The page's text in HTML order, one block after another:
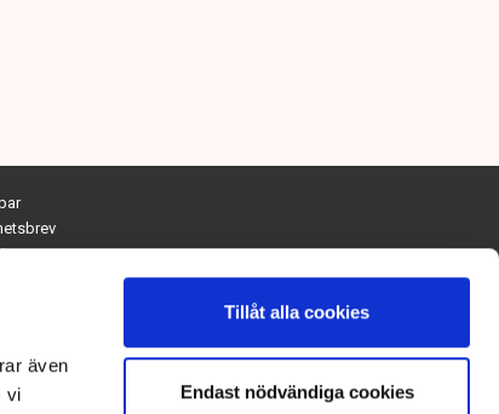
även
vi
Tillåt alla cookies
Endast nödvändiga cookies
redaktionen
och ansvarig utgivare: